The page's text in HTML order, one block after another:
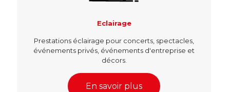
Eclairage
Prestations éclairage pour concerts, spectacles,
événements privés, événements d'entreprise et
décors.
En savoir plus